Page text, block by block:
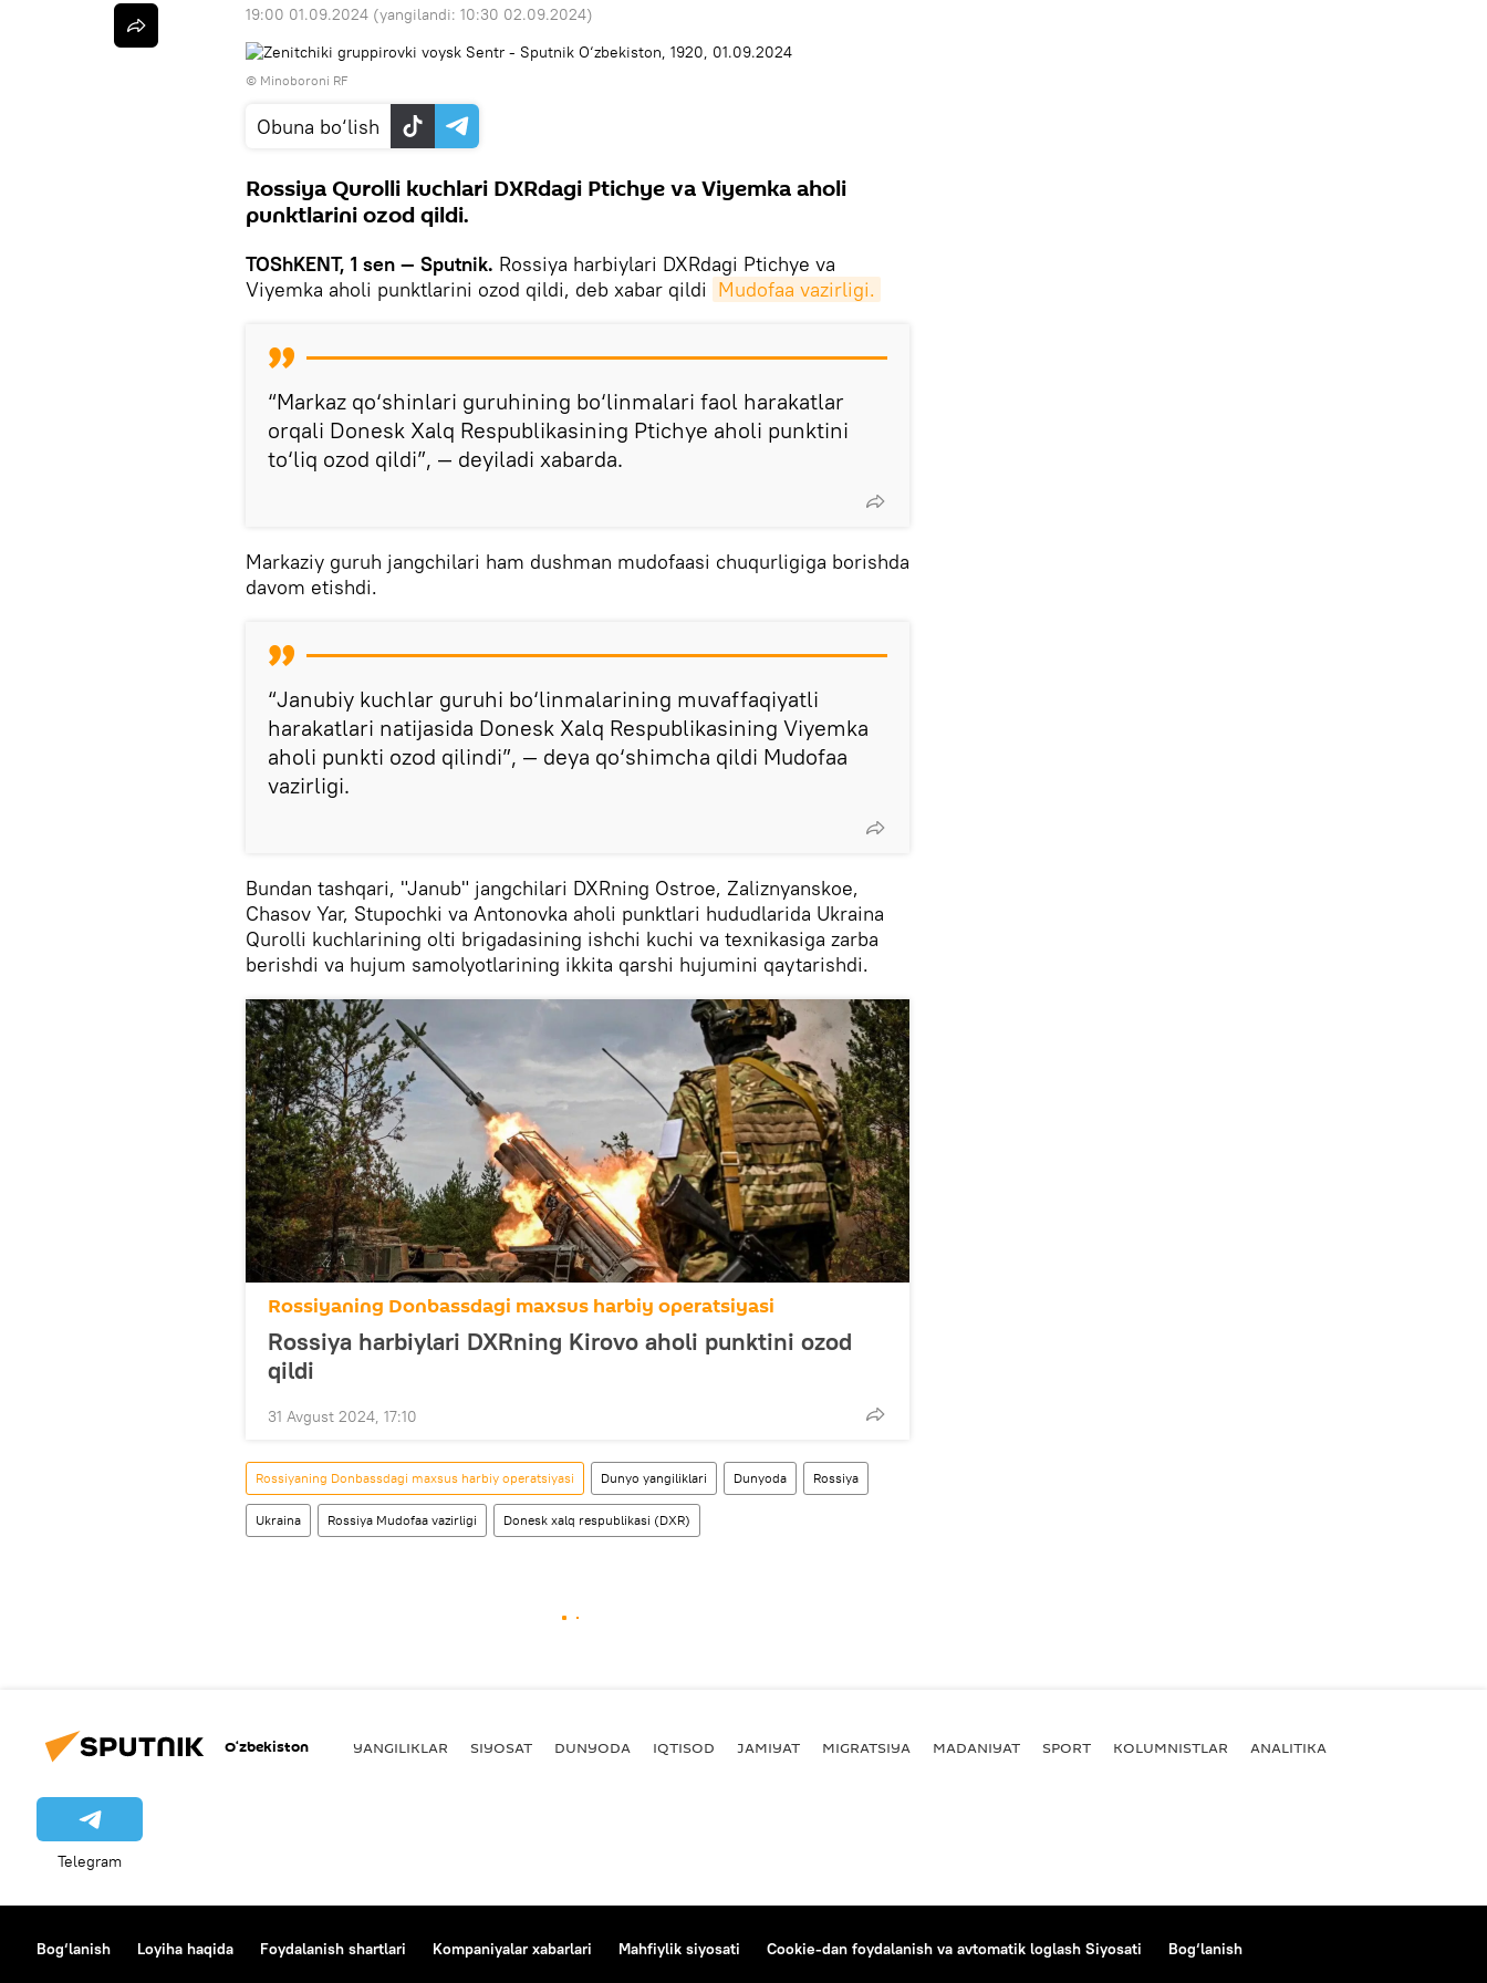
19:00 01.09.2024 (yangilandi: 10:30 02.09.2024)
© Minoboroni RF
Obuna bo‘lish
Rossiya Qurolli kuchlari DXRdagi Ptichye va Viyemka aholi
punktlarini ozod qildi.
TOShKENT, 1 sen — Sputnik. Rossiya harbiylari DXRdagi Ptichye va
Viyemka aholi punktlarini ozod qildi, deb xabar qildi Mudofaa vazirligi.
“Markaz qo‘shinlari guruhining bo‘linmalari faol harakatlar
orqali Donesk Xalq Respublikasining Ptichye aholi punktini
to‘liq ozod qildi”, — deyiladi xabarda.
Markaziy guruh jangchilari ham dushman mudofaasi chuqurligiga borishda
davom etishdi.
“Janubiy kuchlar guruhi bo‘linmalarining muvaffaqiyatli
harakatlari natijasida Donesk Xalq Respublikasining Viyemka
aholi punkti ozod qilindi”, — deya qo‘shimcha qildi Mudofaa
vazirligi.
Bundan tashqari, "Janub" jangchilari DXRning Ostroe, Zaliznyanskoe,
Chasov Yar, Stupochki va Antonovka aholi punktlari hududlarida Ukraina
Qurolli kuchlarining olti brigadasining ishchi kuchi va texnikasiga zarba
berishdi va hujum samolyotlarining ikkita qarshi hujumini qaytarishdi.
Rossiyaning Donbassdagi maxsus harbiy operatsiyasi
Rossiya harbiylari DXRning Kirovo aholi punktini ozod
qildi
31 Avgust 2024, 17:10
Rossiyaning Donbassdagi maxsus harbiy operatsiyasi Dunyo yangiliklari Dunyoda Rossiya
Ukraina Rossiya Mudofaa vazirligi Donesk xalq respublikasi (DXR)
O‘zbekiston YANGILIKLAR SIYOSAT DUNYODA IQTISOD JAMIYAT MIGRATSIYA MADANIYAT SPORT KOLUMNISTLAR ANALITIKA
Telegram
Bog‘lanish Loyiha haqida Foydalanish shartlari Kompaniyalar xabarlari Mahfiylik siyosati Cookie-dan foydalanish va avtomatik loglash Siyosati Bog‘lanish